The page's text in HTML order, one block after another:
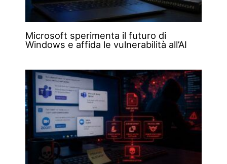
Microsoft sperimenta il futuro di
Windows e affida le vulnerabilità all’AI